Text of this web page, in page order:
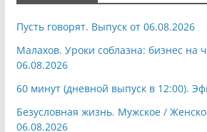
Пусть говорят. Выпуск от 06.08.2026
Малахов. Уроки соблазна: бизнес на
06.08.2026
60 минут (дневной выпуск в 12:00).
Безусловная жизнь. Мужское /
06.08.2026